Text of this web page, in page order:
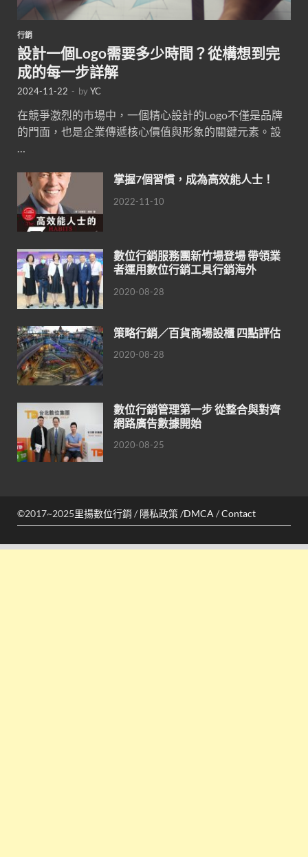
行銷
設計一個Logo需要多少時間？從構想到完
成的每一步詳解
2024-11-22 - byYC
在競爭激烈的市場中，一個精心設計的Logo不僅是品牌
的門面，也是企業傳遞核心價值與形象的關鍵元素。設
…
掌握7個習慣，成為高效能人士！
2022-11-10
數位行銷服務團新竹場登場 帶領業
者運用數位行銷工具行銷海外
2020-08-28
策略行銷／百貨商場設櫃 四點評估
2020-08-28
數位行銷管理第一步 從整合與對齊
網路廣告數據開始
2020-08-25
©2017~2025里揚數位行銷 / 隱私政策/DMCA /Contact